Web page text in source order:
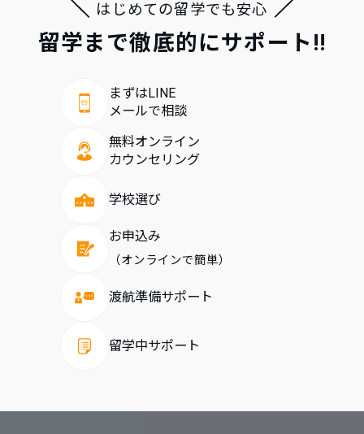
はじめての留学でも安心
留学まで徹底的にサポート!!
まずはLINE
メールで相談
無料オンライン
カウンセリング
学校選び
お申込み
（オンラインで簡単）
渡航準備サポート
留学中サポート